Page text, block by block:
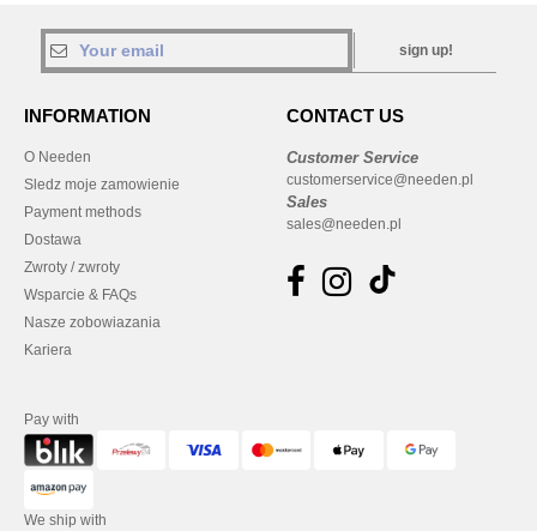
sign up!
INFORMATION
O Needen
Sledz moje zamowienie
Payment methods
Dostawa
Zwroty / zwroty
Wsparcie & FAQs
Nasze zobowiazania
Kariera
CONTACT US
Customer Service
customerservice@needen.pl
Sales
sales@needen.pl
Pay with
We ship with